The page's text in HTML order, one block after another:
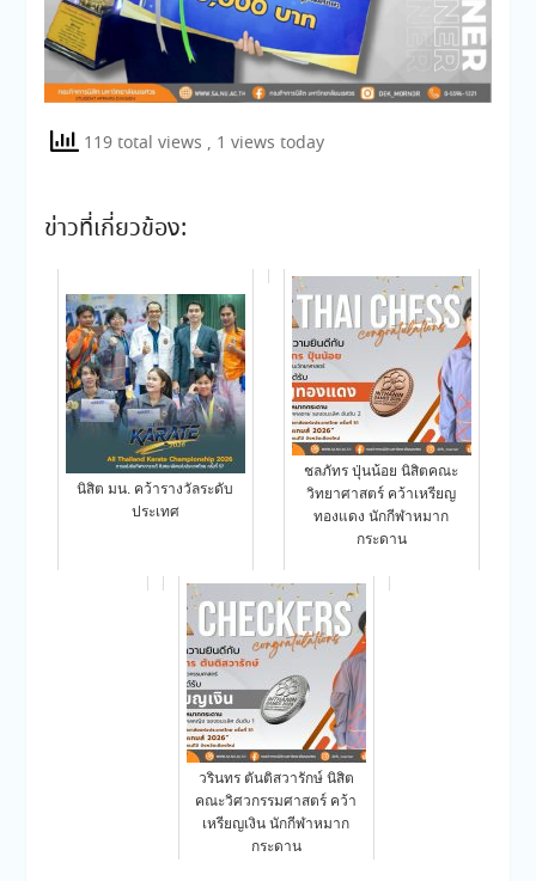
119 total views , 1 views today
ข่าวที่เกี่ยวข้อง:
นิสิต มน. คว้ารางวัลระดับ
ประเทศ
ชลภัทร ปุ่นน้อย นิสิตคณะ
วิทยาศาสตร์ คว้าเหรียญ
ทองแดง นักกีฬาหมาก
กระดาน
วรินทร ตันติสวารักษ์ นิสิต
คณะวิศวกรรมศาสตร์ คว้า
เหรียญเงิน นักกีฬาหมาก
กระดาน